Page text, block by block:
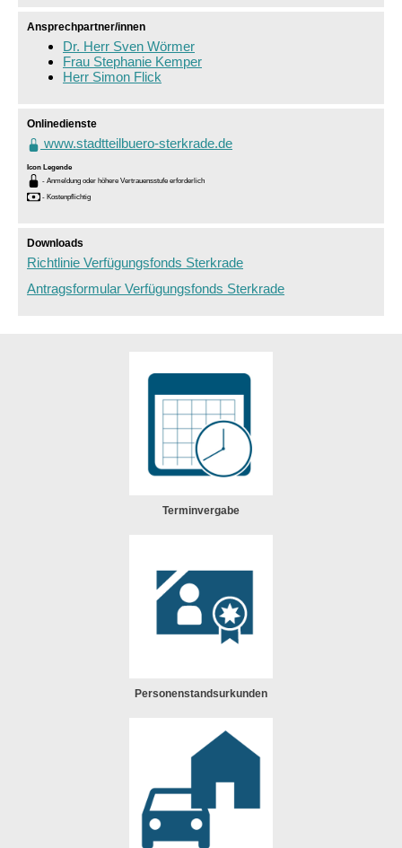
Ansprechpartner/innen
Dr. Herr Sven Wörmer
Frau Stephanie Kemper
Herr Simon Flick
Sprung zur Icon Legende.
Onlinedienste
www.stadtteilbuero-sterkrade.de
Icon Legende
- Anmeldung oder höhere Vertrauensstufe erforderlich
- Kostenpflichtig
Downloads
Richtlinie Verfügungsfonds Sterkrade
Antragsformular Verfügungsfonds Sterkrade
Terminvergabe
Personenstandsurkunden